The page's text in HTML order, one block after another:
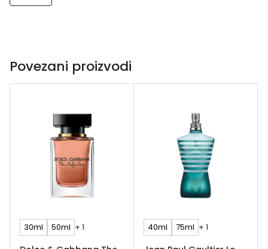
Povezani proizvodi
30ml 50ml + 1 40ml 75ml + 1